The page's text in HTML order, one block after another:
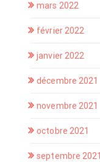
mars 2022
février 2022
janvier 2022
décembre 2021
novembre 2021
octobre 2021
septembre 2021